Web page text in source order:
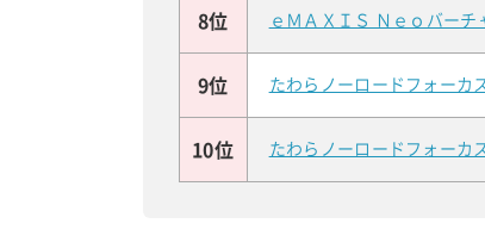
8位 ｅＭＡＸＩＳ Ｎｅｏバーチ
9位 たわらノーロードフォーカ
10位 たわらノーロードフォーカ